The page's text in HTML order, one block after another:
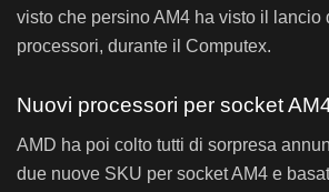
visto che persino AM4 ha visto il lancio
processori, durante il Computex.
Nuovi processori per socket
AMD ha poi colto tutti di sorpresa
due nuove SKU per socket AM4 e